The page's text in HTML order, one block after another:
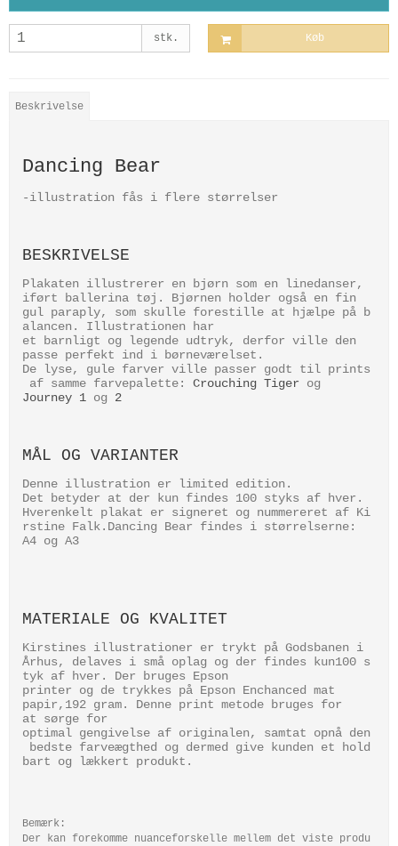
stk. Køb
Beskrivelse
Dancing Bear
-illustration fås i flere størrelser
BESKRIVELSE
Plakaten illustrerer en bjørn som en linedanser,
iført ballerina tøj. Bjørnen holder også en fin
gul paraply, som skulle forestille at hjælpe på b
alancen. Illustrationen har
et barnligt og legende udtryk, derfor ville den
passe perfekt ind i børneværelset.
De lyse, gule farver ville passer godt til prints
af samme farvepalette: Crouching Tiger og
Journey 1 og 2
MÅL OG VARIANTER
Denne illustration er limited edition.
Det betyder at der kun findes 100 styks af hver.
Hverenkelt plakat er signeret og nummereret af Ki
rstine Falk.Dancing Bear findes i størrelserne:
A4 og A3
MATERIALE OG KVALITET
Kirstines illustrationer er trykt på Godsbanen i
Århus, delaves i små oplag og der findes kun100 s
tyk af hver. Der bruges Epson
printer og de trykkes på Epson Enchanced mat
papir,192 gram. Denne print metode bruges for
at sørge for
optimal gengivelse af originalen, samtat opnå den
bedste farveægthed og dermed give kunden et hold
bart og lækkert produkt.
Bemærk:
Der kan forekomme nuanceforskelle mellem det viste produ